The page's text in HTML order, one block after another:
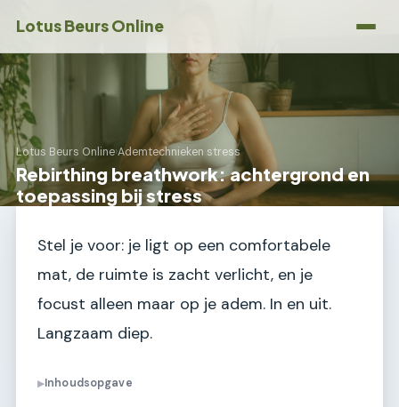
Lotus Beurs Online
Lotus Beurs Online›Ademtechnieken stress
Rebirthing breathwork: achtergrond en
toepassing bij stress
Stel je voor: je ligt op een comfortabele
mat, de ruimte is zacht verlicht, en je
focust alleen maar op je adem. In en uit.
Langzaam diep.
▶Inhoudsopgave